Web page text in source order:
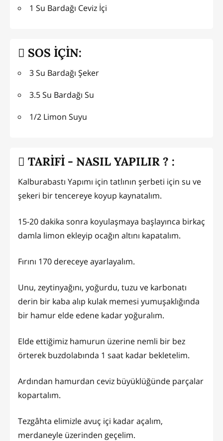
1 Su Bardağı Ceviz İçi
SOS İÇİN:
3 Su Bardağı Şeker
3.5 Su Bardağı Su
1/2 Limon Suyu
TARİFİ - NASIL YAPILIR ? :
Kalburabastı Yapımı için tatlının şerbeti için su ve
şekeri bir tencereye koyup kaynatalım.
15-20 dakika sonra koyulaşmaya başlayınca birkaç
damla limon ekleyip ocağın altını kapatalım.
Fırını 170 dereceye ayarlayalım.
Unu, zeytinyağını, yoğurdu, tuzu ve karbonatı
derin bir kaba alıp kulak memesi yumuşaklığında
bir hamur elde edene kadar yoğuralım.
Elde ettiğimiz hamurun üzerine nemli bir bez
örterek buzdolabında 1 saat kadar bekletelim.
Ardından hamurdan ceviz büyüklüğünde parçalar
kopartalım.
Tezgâhta elimizle avuç içi kadar açalım,
merdaneyle üzerinden geçelim.